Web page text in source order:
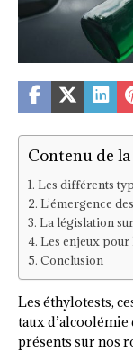
Contenu de la
Les différents
L’émergence
La législation
Les enjeux pour
Conclusion
Les éthylotests,
taux
présents sur nos